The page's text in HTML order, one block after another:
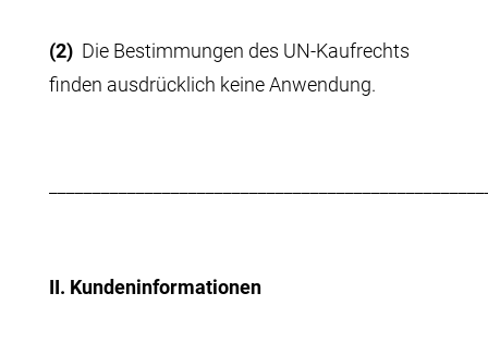
(2)Die Bestimmungen des UN-Kaufrechts
finden ausdrücklich keine Anwendung.
II. Kundeninformationen